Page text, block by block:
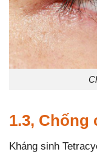
1.3, Chống
Kháng sinh